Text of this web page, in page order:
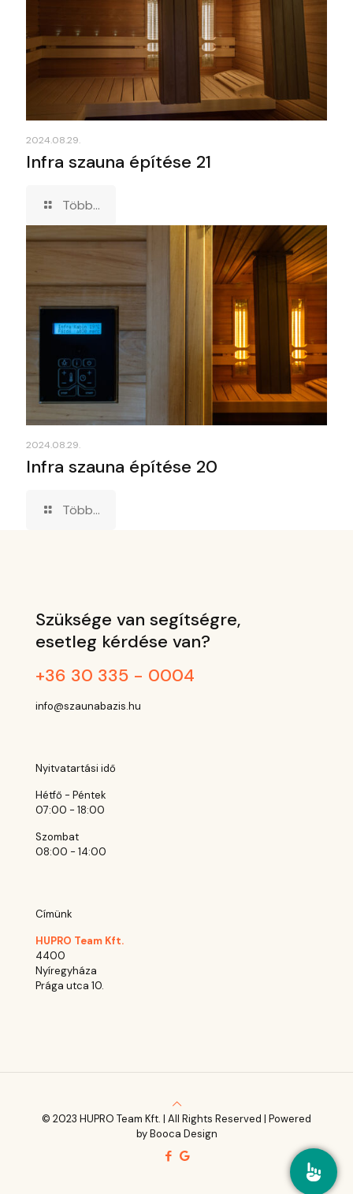
2024.08.29.
Infra szauna építése 21
Több...
2024.08.29.
Infra szauna építése 20
Több...
Szüksége van segítségre,
esetleg kérdése van?
+36 30 335 - 0004
info@szaunabazis.hu
Nyitvatartási idő
Hétfő - Péntek
07:00 - 18:00
Szombat
08:00 - 14:00
Címünk
HUPRO Team Kft.
4400
Nyíregyháza
Prága utca 10.
© 2023 HUPRO Team Kft. | All Rights Reserved | Powered
by Booca Design